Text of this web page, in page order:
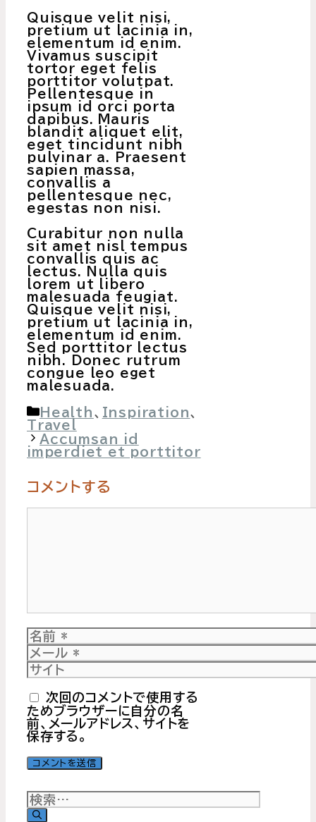
Quisque velit nisi,
pretium ut lacinia in,
elementum id enim.
Vivamus suscipit
tortor eget felis
porttitor volutpat.
Pellentesque in
ipsum id orci porta
dapibus. Mauris
blandit aliquet elit,
eget tincidunt nibh
pulvinar a. Praesent
sapien massa,
convallis a
pellentesque nec,
egestas non nisi.
Curabitur non nulla
sit amet nisl tempus
convallis quis ac
lectus. Nulla quis
lorem ut libero
malesuada feugiat.
Quisque velit nisi,
pretium ut lacinia in,
elementum id enim.
Sed porttitor lectus
nibh. Donec rutrum
congue leo eget
malesuada.
カ
テ
ゴ
リ
ー
Health 、 Inspiration、
Travel
Accumsan id
imperdiet et porttitor
コメントする
名
前
メ
ー
ル
サ
イ
ト
次回のコメントで使用する
ためブラウザーに自分の名
前、メールアドレス、サイトを
保存する。
検
索: